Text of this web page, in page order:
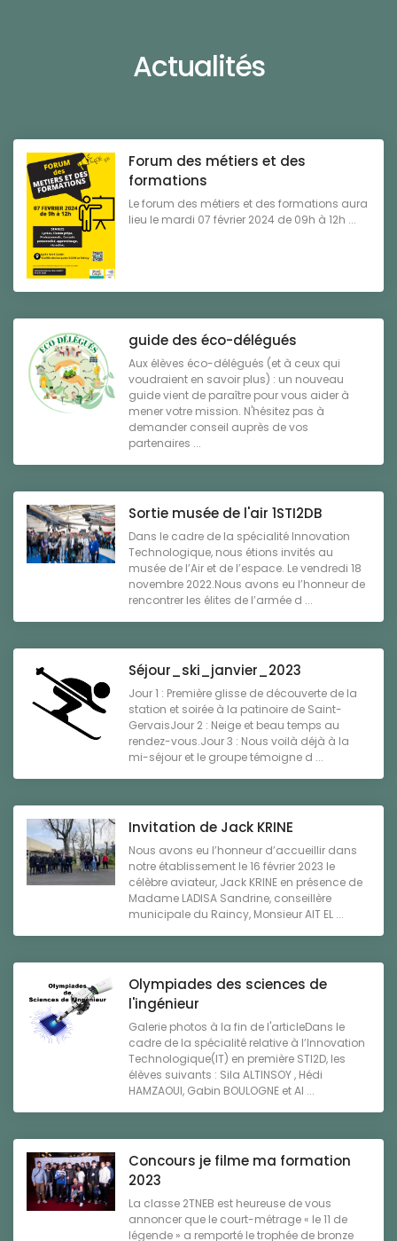
Actualités
Forum des métiers et des
formations
Le forum des métiers et des formations aura
lieu le mardi 07 février 2024 de 09h à 12h ...
guide des éco-délégués
Aux élèves éco-délégués (et à ceux qui
voudraient en savoir plus) : un nouveau
guide vient de paraître pour vous aider à
mener votre mission. N'hésitez pas à
demander conseil auprès de vos
partenaires ...
Sortie musée de l'air 1STI2DB
Dans le cadre de la spécialité Innovation
Technologique, nous étions invités au
musée de l’Air et de l’espace. Le vendredi 18
novembre 2022.Nous avons eu l’honneur de
rencontrer les élites de l’armée d ...
Séjour_ski_janvier_2023
Jour 1 : Première glisse de découverte de la
station et soirée à la patinoire de Saint-
GervaisJour 2 : Neige et beau temps au
rendez-vous.Jour 3 : Nous voilà déjà à la
mi-séjour et le groupe témoigne d ...
Invitation de Jack KRINE
Nous avons eu l’honneur d’accueillir dans
notre établissement le 16 février 2023 le
célèbre aviateur, Jack KRINE en présence de
Madame LADISA Sandrine, conseillère
municipale du Raincy, Monsieur AIT EL ...
Olympiades des sciences de
l'ingénieur
Galerie photos à la fin de l'articleDans le
cadre de la spécialité relative à l’Innovation
Technologique(IT) en première STI2D, les
élèves suivants : Sila ALTINSOY , Hédi
HAMZAOUI, Gabin BOULOGNE et Al ...
Concours je filme ma formation
2023
La classe 2TNEB est heureuse de vous
annoncer que le court-métrage « le 11 de
légende » a remporté le trophée de bronze